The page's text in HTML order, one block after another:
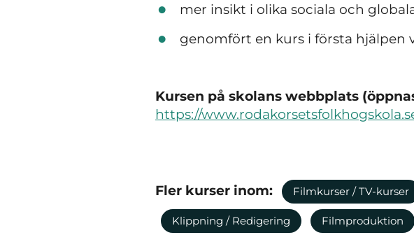
mer insikt i olika sociala och
genomfört en kurs i första hjälpen
Kursen på skolans webbplats
https://
Fler kurser inom: Filmkurser / TV-kurser
Klippning / Redigering Filmproduktion